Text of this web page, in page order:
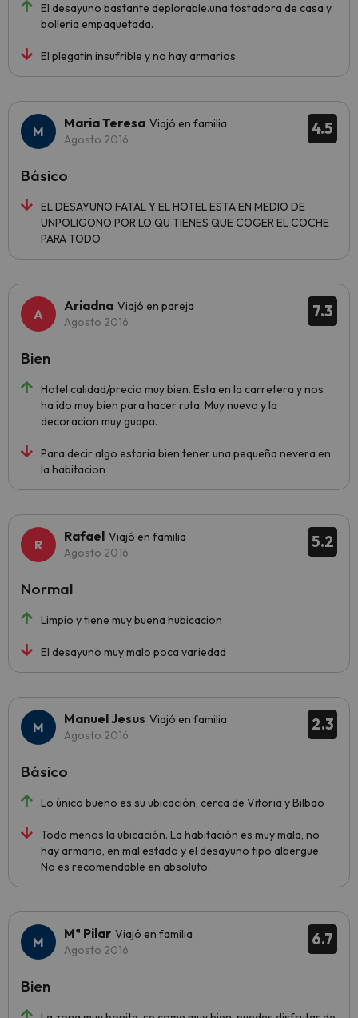
El desayuno bastante deplorable.una tostadora de casa y
bolleria empaquetada.
El plegatin insufrible y no hay armarios.
4.5
Maria Teresa Viajó en familia
Agosto 2016
EL DESAYUNO FATAL Y EL HOTEL ESTA EN MEDIO DE
UNPOLIGONO POR LO QU TIENES QUE COGER EL COCHE
PARA TODO
Básico
7.3
Ariadna Viajó en pareja
Agosto 2016
Hotel calidad/precio muy bien. Esta en la carretera y nos
ha ido muy bien para hacer ruta. Muy nuevo y la
decoracion muy guapa.
Para decir algo estaria bien tener una pequeña nevera en
la habitacion
Bien
5.2
Rafael Viajó en familia
Agosto 2016
Limpio y tiene muy buena hubicacion
El desayuno muy malo poca variedad
Normal
2.3
Manuel Jesus Viajó en familia
Agosto 2016
Lo único bueno es su ubicación, cerca de Vitoria y Bilbao
Todo menos la ubicación. La habitación es muy mala, no
hay armario, en mal estado y el desayuno tipo albergue.
No es recomendable en absoluto.
Básico
6.7
Mª Pilar Viajó en familia
Agosto 2016
Bien